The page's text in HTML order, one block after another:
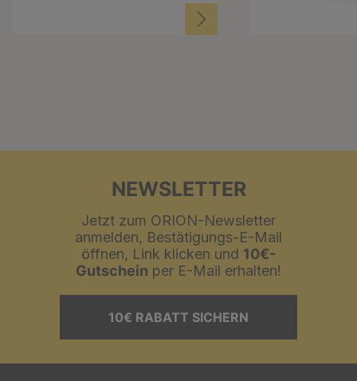
NEWSLETTER
Jetzt zum ORION-Newsletter
anmelden, Bestätigungs-E-Mail
öffnen, Link klicken und 10€-
Gutschein per E-Mail erhalten!
10€ RABATT SICHERN